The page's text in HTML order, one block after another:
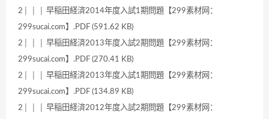
2│ │ │ 早稲田経済2014年度入試1期問題【299素材网：
299sucai.com】.PDF (591.62 KB)
2│ │ │ 早稲田経済2013年度入試2期問題【299素材网：
299sucai.com】.PDF (270.41 KB)
2│ │ │ 早稲田経済2013年度入試1期問題【299素材网：
299sucai.com】.PDF (134.89 KB)
2│ │ │ 早稲田経済2012年度入試2期問題【299素材网：